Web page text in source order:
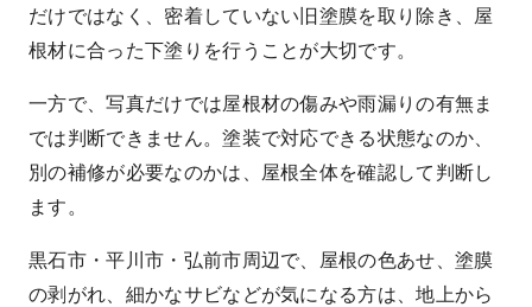
だけではなく、密着していない旧塗膜を取り除き、屋
根材に合った下塗りを行うことが大切です。
一方で、写真だけでは屋根材の傷みや雨漏りの有無ま
では判断できません。塗装で対応できる状態なのか、
別の補修が必要なのかは、屋根全体を確認して判断し
ます。
黒石市・平川市・弘前市周辺で、屋根の色あせ、塗膜
の剥がれ、細かなサビなどが気になる方は、地上から